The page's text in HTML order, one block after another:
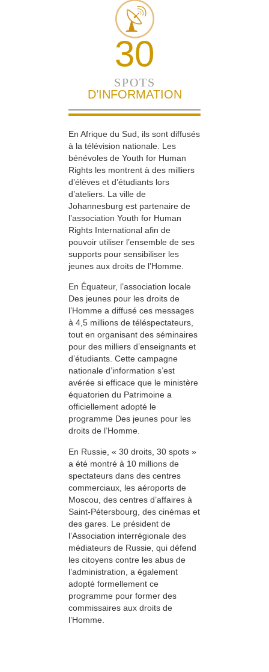
30
SPOTS
D’INFORMATION
En Afrique du Sud, ils sont diffusés
à la télévision nationale. Les
bénévoles de Youth for Human
Rights les montrent à des milliers
d’élèves et d’étudiants lors
d’ateliers. La ville de
Johannesburg est partenaire de
l’association Youth for Human
Rights International afin de
pouvoir utiliser l’ensemble de ses
supports pour sensibiliser les
jeunes aux droits de l’Homme.
En Équateur, l’association locale
Des jeunes pour les droits de
l’Homme a diffusé ces messages
à 4,5 millions de téléspectateurs,
tout en organisant des séminaires
pour des milliers d’enseignants et
d’étudiants. Cette campagne
nationale d’information s’est
avérée si efficace que le ministère
équatorien du Patrimoine a
officiellement adopté le
programme Des jeunes pour les
droits de l’Homme.
En Russie, « 30 droits, 30 spots »
a été montré à 10 millions de
spectateurs dans des centres
commerciaux, les aéroports de
Moscou, des centres d’affaires à
Saint-Pétersbourg, des cinémas et
des gares. Le président de
l’Association interrégionale des
médiateurs de Russie, qui défend
les citoyens contre les abus de
l’administration, a également
adopté formellement ce
programme pour former des
commissaires aux droits de
l’Homme.